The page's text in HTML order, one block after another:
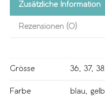
Zusätzliche Information
Rezensionen (0)
Grösse 36 37, 38
Farbe blau gelb